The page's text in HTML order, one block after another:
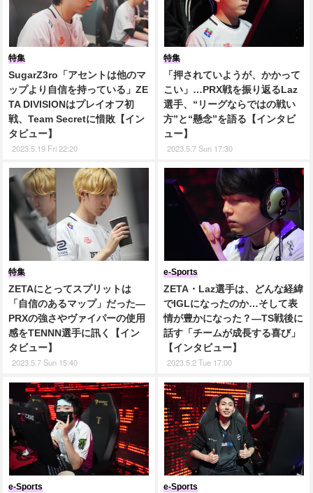
SugarZ3ro「アセントは他のマ
ップより自信を持っている」ZE
TA DIVISIONはプレイオフ初
戦、Team Secretに惜敗【イン
タビュー】
特集
2023.5.19 Fri 22:20
「押されていようが、かかって
こい」…PRX戦を振り返るLaz
選手、“リーグならではの戦い
方”と“懸念”を語る【インタビ
ュー】
特集
2023.5.7 Sun 17:30
ZETAにとってスプリットは
「自信のあるマップ」だった―
PRXの強さやヴァイパーの使用
感をTENNN選手に訊く【イン
タビュー】
特集
2023.5.7 Sun 15:40
ZETA・Laz選手は、どんな経緯
でIGLになったのか…そして表
情が豊かになった？―TS戦後に
話す「チームが成長する喜び」
【インタビュー】
e-Sports
2023.5.2 Tue 17:00
e-Sports e-Sports